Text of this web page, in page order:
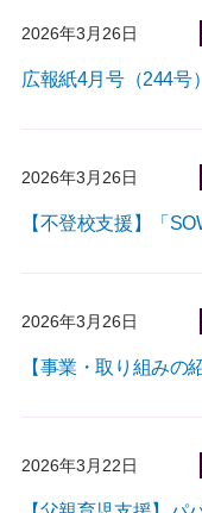
2026年3月26日
広報紙4月号（244号）
2026年3月26日
【不登校支援】「
2026年3月26日
【事業・取り組みの
2026年3月22日